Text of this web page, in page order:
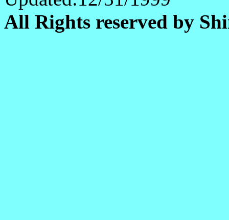
All Rights reserved by